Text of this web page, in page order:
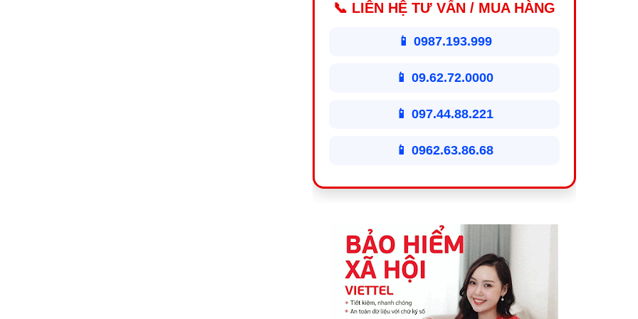
📞 LIÊN HỆ TƯ VẤN / MUA HÀNG
📱 0987.193.999
📱 09.62.72.0000
📱 097.44.88.221
📱 0962.63.86.68